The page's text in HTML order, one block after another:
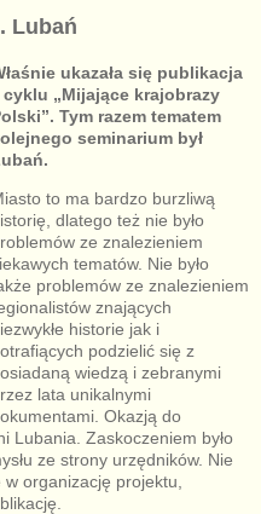
Lubań
ukazała się publikacja
cyklu „Mijające krajobrazy
Tym razem tematem
seminarium był
to ma bardzo burzliwą
dlatego też nie było
ze znalezieniem
tematów. Nie było
problemów ze znalezieniem
znających
historie jak i
podzielić się z
wiedzą i zebranymi
lata unikalnymi
Okazją do
Lubania. Zaskoczeniem było
ze strony urzędników. Nie
organizację projektu,